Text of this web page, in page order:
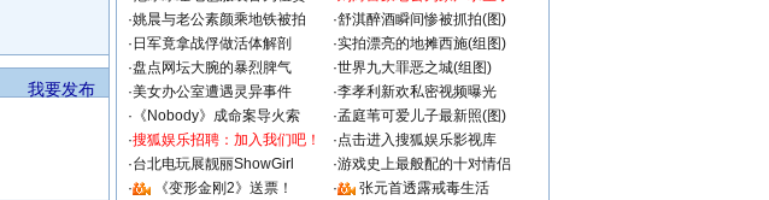
我要发布
·姚晨与老公素颜乘地铁被拍 ·舒淇醉酒瞬间惨被抓拍(图)
· 日军竟拿战俘做活体解剖 ·实拍漂亮的地摊西施(组图)
·盘点网坛大腕的暴烈脾气 ·世界九大罪恶之城(组图)
·美女办公室遭遇灵异事件 ·李孝利新欢私密视频曝光
· 《Nobody》成命案导火索 ·孟庭苇可爱儿子最新照(图)
·搜狐娱乐招聘：加入我们吧！ ·点击进入搜狐娱乐影视库
·台北电玩展靓丽ShowGirl ·游戏史上最般配的十对情侣
·
《变形金刚2》送票！ ·
张元首透露戒毒生活